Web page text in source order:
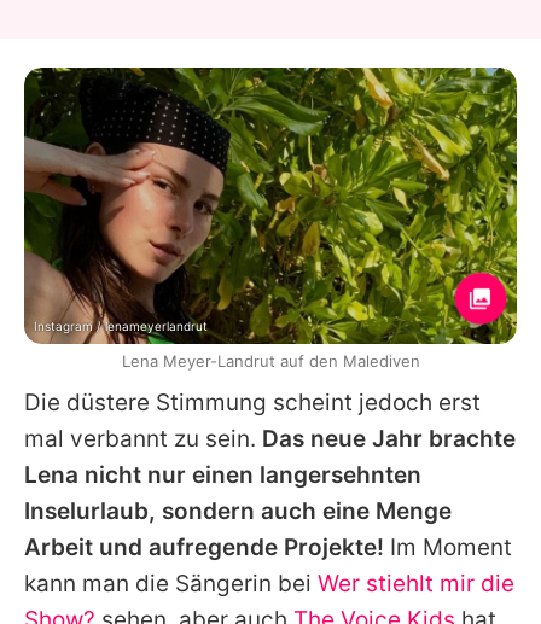
Die düstere Stimmung scheint jedoch erst
mal verbannt zu sein. Das neue Jahr brachte
Lena nicht nur einen langersehnten
Inselurlaub, sondern auch eine Menge
Arbeit und aufregende Projekte! Im Moment
kann man die Sängerin bei Wer stiehlt mir die
Instagram / lenameyerlandrut
Lena Meyer-Landrut auf den Malediven